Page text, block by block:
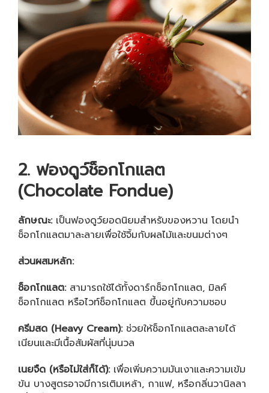
2. ฟองดูว์ช็อกโกแลต
(Chocolate Fondue)
ลักษณะ:เป็นฟองดูว์ยอดนิยมสำหรับของหวาน โดยนำ
ช็อกโกแลตมาละลายเพื่อใช้จิ้มกับผลไม้และขนมต่างๆ
ส่วนผสมหลัก:
ช็อกโกแลต:สามารถใช้ได้ทั้งดาร์กช็อกโกแลต, มิลค์
ช็อกโกแลต หรือไวท์ช็อกโกแลต ขึ้นอยู่กับความชอบ
ครีมสด (Heavy Cream):ช่วยให้ช็อกโกแลตละลายได้
เนียนและมีเนื้อสัมผัสที่นุ่มนวล
เนยจืด (หรือไม่ใส่ก็ได้):เพื่อเพิ่มความมันเงาและความเข้ม
ข้น บางสูตรอาจมีการเติมเหล้า, กาแฟ, หรือกลิ่นวานิลลา